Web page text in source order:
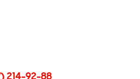
214-92-88